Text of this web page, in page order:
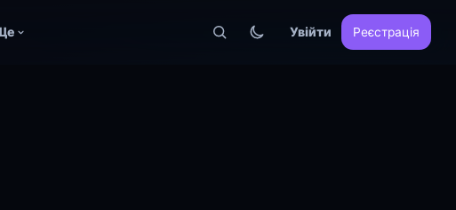
Увійти Реєстрація